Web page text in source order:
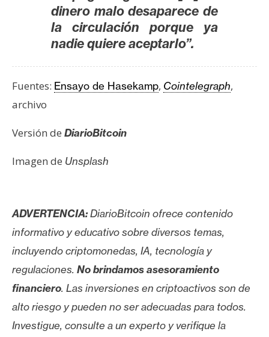
dinero malo desaparece de
la circulación porque ya
nadie quiere aceptarlo”.
Fuentes: Ensayo de Hasekamp, Cointelegraph,
archivo
Versión de DiarioBitcoin
Imagen de Unsplash
ADVERTENCIA:DiarioBitcoin ofrece contenido
informativo y educativo sobre diversos temas,
incluyendo criptomonedas, IA, tecnología y
regulaciones. No brindamos asesoramiento
financiero. Las inversiones en criptoactivos son de
alto riesgo y pueden no ser adecuadas para todos.
Investigue, consulte a un experto y verifique la